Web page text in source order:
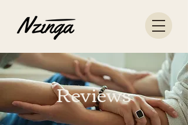
Reviews